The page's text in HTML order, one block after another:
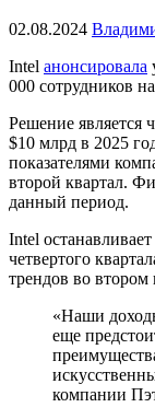
02.08.2024
Intel анонсировала
000 сотрудников
Решение является
$10 млрд в 2025
показателями
второй квартал.
данный период.
Intel
четвертого
трендов во втором
«Наши
еще
компании